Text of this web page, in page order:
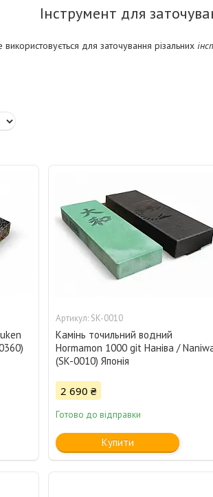
Інструмент для
для заточування різальних
SK-0010
Камінь точильний водний
Hormamon 1000 git Наніва /
(SK-0010) Японія
2 690 ₴
Готово до відправки
Купити